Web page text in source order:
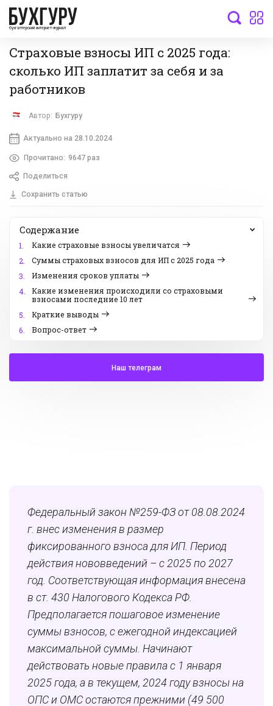
бухгалтерский интернет-журнал
Страховые взносы ИП с 2025 года:
сколько ИП заплатит за себя и за
работников
Автор: Бухгуру
Актуально на 28.10.2024
Прочитано: 9647 раз
Поделиться
Сохранить статью
Содержание
1.
Какие страховые взносы увеличатся
2.
Суммы страховых взносов для ИП с 2025 года
3.
Изменения сроков уплаты
4.
Какие изменения происходили со страховыми
взносами последние 10 лет
5.
Краткие выводы
6.
Вопрос-ответ
Наш телеграм
Федеральный закон №259-ФЗ от 08.08.2024
г. внес изменения в размер
фиксированного взноса для ИП. Период
действия нововведений – с 2025 по 2027
год. Соответствующая информация внесена
в ст. 430 Налогового Кодекса РФ.
Предполагается пошаговое изменение
суммы взносов, с ежегодной индексацией
максимальной суммы. Начинают
действовать новые правила с 1 января
2025 года, а в текущем, 2024 году взносы на
ОПС и ОМС остаются прежними (49 500